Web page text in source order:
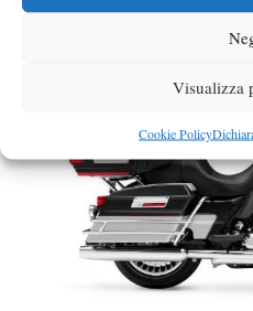
Visualizza
Cookie Policy